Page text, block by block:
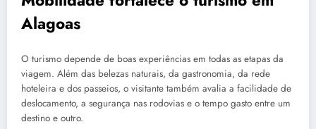
Alagoas
O turismo depende de boas experiências em todas as etapas da
viagem. Além das belezas naturais, da gastronomia, da rede
hoteleira e dos passeios, o visitante também avalia a facilidade de
deslocamento, a segurança nas rodovias e o tempo gasto entre um
destino e outro.